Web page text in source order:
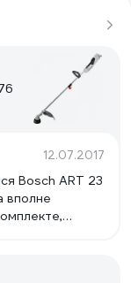
12.07.2017
Bosch ART 23
вполне
есть в других